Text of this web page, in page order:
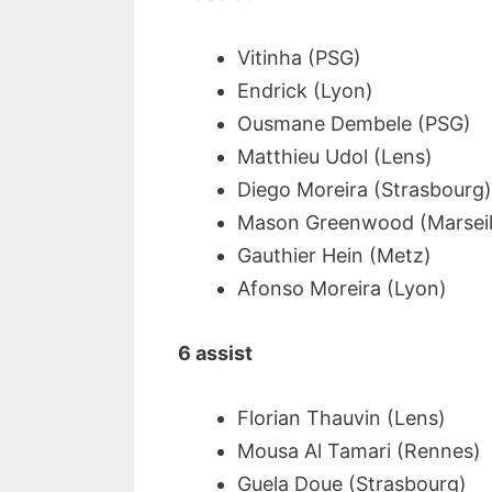
Vitinha (PSG)
Endrick (Lyon)
Ousmane Dembele (PSG)
Matthieu Udol (Lens)
Diego Moreira (Strasbourg)
Mason Greenwood
Gauthier Hein (Metz)
Afonso Moreira (Lyon)
6 assist
Florian Thauvin (Lens)
Mousa Al Tamari (Rennes)
Guela Doue (Strasbourg)